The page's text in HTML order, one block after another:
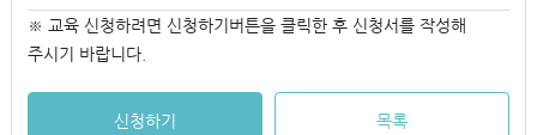
※ 교육 신청하려면 신청하기버튼을 클릭한 후 신청서를 작성해
주시기 바랍니다.
신청하기 목록